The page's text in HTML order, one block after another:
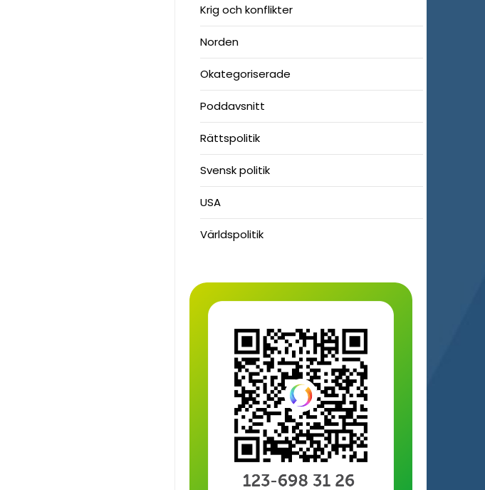
Krig och konflikter
Norden
Okategoriserade
Poddavsnitt
Rättspolitik
Svensk politik
USA
Världspolitik